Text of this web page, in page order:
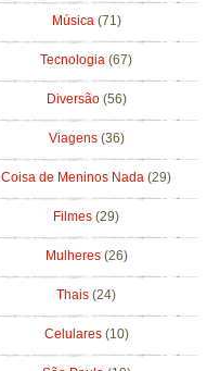
Música (71)
Tecnologia (67)
Diversão (56)
Viagens (36)
Coisa de Meninos Nada (29)
Filmes (29)
Mulheres (26)
Thais (24)
Celulares (10)